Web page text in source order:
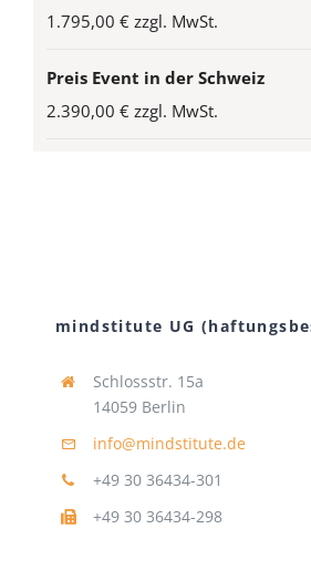
1.795,00 € zzgl. MwSt.
Preis Event in der Schweiz
2.390,00 € zzgl. MwSt.
mindstitute UG
Schlossstr. 15a
14059 Berlin
info@mindstitute.de
+49 30 36434-301
+49 30 36434-298